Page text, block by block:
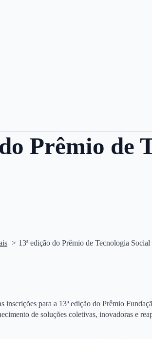
Prêmio de
13ª edição do Prêmio de Tecnologia
inscrições para a 13ª edição do Prêmio
de soluções coletivas, inovadoras e